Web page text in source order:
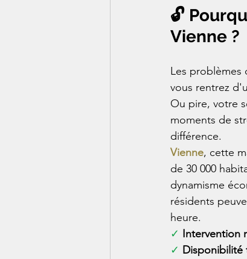
🔓
Vienne ?
Les problèmes
vous rentrez
Ou pire, votre
moments de
différence.
Vienne, cette
de 30 000
dynamisme
résidents
heure.
✓ Intervention
✓ Disponibilité